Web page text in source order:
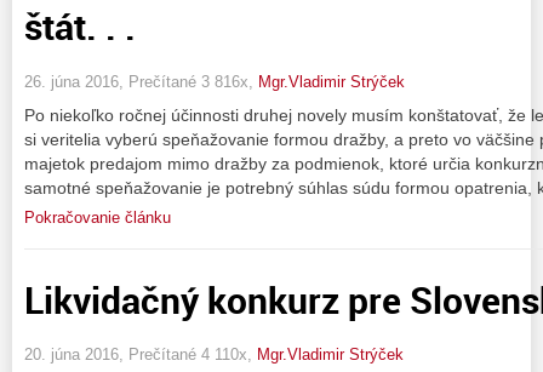
štát. . .
26. júna 2016, Prečítané 3 816x, Mgr.Vladimir Strýček
Po niekoľko ročnej účinnosti druhej novely musím konštatovať, že
si veritelia vyberú speňažovanie formou dražby, a preto vo
majetok predajom mimo dražby za podmienok, ktoré určia
samotné speňažovanie je potrebný súhlas súdu formou
Pokračovanie článku
Likvidačný konkurz pre
20. júna 2016, Prečítané 4 110x, Mgr.Vladimir Strýček